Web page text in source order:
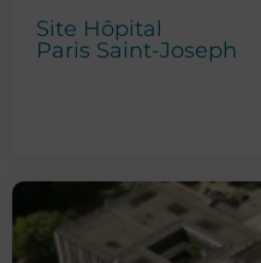
Site Hôpital
Paris Saint-Joseph